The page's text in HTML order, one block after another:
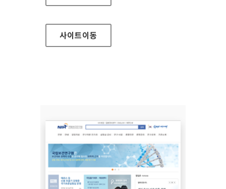
사이트이동